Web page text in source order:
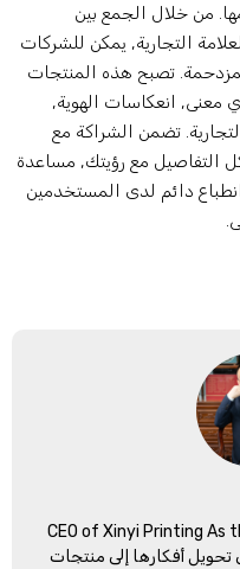
من خلال الجمع بين
التجارية, يمكن للشركات
تصبح هذه المنتجات
انعكاسات الهوية,
تضمن الشراكة مع
مع رؤيتك, مساعدة
دائم لدى المستخدمين
CEO of Xinyi Printing
أفكارها إلى منتجات